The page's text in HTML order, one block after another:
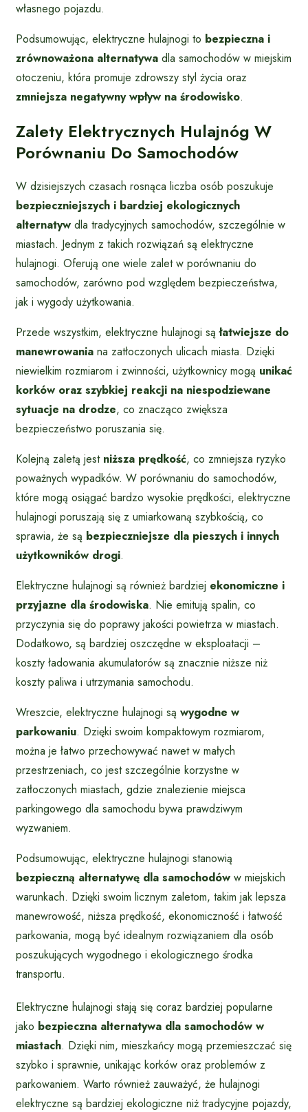
własnego pojazdu.
Podsumowując, elektryczne hulajnogi to bezpieczna i
zrównoważona alternatywa dla samochodów w miejskim
otoczeniu, która promuje zdrowszy styl życia oraz
zmniejsza negatywny wpływ na środowisko.
Zalety Elektrycznych Hulajnóg W
Porównaniu Do Samochodów
W dzisiejszych czasach rosnąca liczba osób poszukuje
bezpieczniejszych i bardziej ekologicznych
alternatyw dla tradycyjnych samochodów, szczególnie w
miastach. Jednym z takich rozwiązań są elektryczne
hulajnogi. Oferują one wiele zalet w porównaniu do
samochodów, zarówno pod względem bezpieczeństwa,
jak i wygody użytkowania.
Przede wszystkim, elektryczne hulajnogi sąłatwiejsze do
manewrowania na zatłoczonych ulicach miasta. Dzięki
niewielkim rozmiarom i zwinności, użytkownicy mogą unikać
korków oraz szybkiej reakcji na niespodziewane
sytuacje na drodze, co znacząco zwiększa
bezpieczeństwo poruszania się.
Kolejną zaletą jest niższa prędkość, co zmniejsza ryzyko
poważnych wypadków. W porównaniu do samochodów,
które mogą osiągać bardzo wysokie prędkości, elektryczne
hulajnogi poruszają się z umiarkowaną szybkością, co
sprawia, że są bezpieczniejsze dla pieszych i innych
użytkowników drogi.
Elektryczne hulajnogi są również bardziej ekonomiczne i
przyjazne dla środowiska. Nie emitują spalin, co
przyczynia się do poprawy jakości powietrza w miastach.
Dodatkowo, są bardziej oszczędne w eksploatacji –
koszty ładowania akumulatorów są znacznie niższe niż
koszty paliwa i utrzymania samochodu.
Wreszcie, elektryczne hulajnogi są wygodne w
parkowaniu. Dzięki swoim kompaktowym rozmiarom,
można je łatwo przechowywać nawet w małych
przestrzeniach, co jest szczególnie korzystne w
zatłoczonych miastach, gdzie znalezienie miejsca
parkingowego dla samochodu bywa prawdziwym
wyzwaniem.
Podsumowując, elektryczne hulajnogi stanowią
bezpieczną alternatywę dla samochodów w miejskich
warunkach. Dzięki swoim licznym zaletom, takim jak lepsza
manewrowość, niższa prędkość, ekonomiczność i łatwość
parkowania, mogą być idealnym rozwiązaniem dla osób
poszukujących wygodnego i ekologicznego środka
transportu.
Elektryczne hulajnogi stają się coraz bardziej popularne
jako bezpieczna alternatywa dla samochodów w
miastach. Dzięki nim, mieszkańcy mogą przemieszczać się
szybko i sprawnie, unikając korków oraz problemów z
parkowaniem. Warto również zauważyć, że hulajnogi
elektryczne są bardziej ekologiczne niż tradycyjne pojazdy,